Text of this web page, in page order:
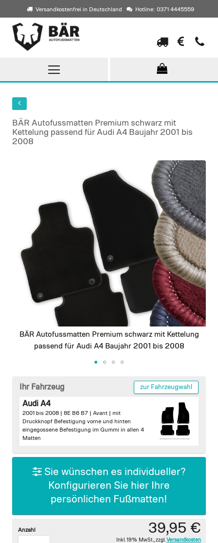
Versandkostenfrei in Deutschland Hotline: 0371 4445559
Direkt
zum
Inhalt
BÄR Autofussmatten Premium schwarz mit
Kettelung passend für Audi A4 Baujahr 2001 bis
2008
images
gallery
BÄR Autofussmatten Premium schwarz mit Kettelung
passend für Audi A4 Baujahr 2001 bis 2008
beginning
images
Ihr Fahrzeug zur Fahrzeugwahl
Audi A4
2001 bis 2008 | 8E B6 B7 | Avant | mit
Druckknopf Befestigung vorne und hinten
eingegossene Befestigung im Gummi in allen 4
Matten
Sie wünschen es individueller?
Konfigurieren Sie hier Ihre
persönlichen Fußmatten!
39,95 €
Inkl. 19% MwSt. zzgl. Versandkosten
Anzahl